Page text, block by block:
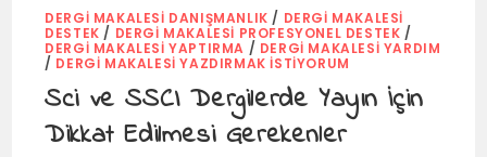
DERGI MAKALESI DANIŞMANLIK / DERGI MAKALESI
DESTEK / DERGI MAKALESI PROFESYONEL DESTEK /
DERGI MAKALESI YAPTIRMA / DERGI MAKALESI YARDIM
/ DERGI MAKALESI YAZDIRMAK İSTIYORUM
Sci ve SSCI Dergilerde Yayın İçin
Dikkat Edilmesi Gerekenler